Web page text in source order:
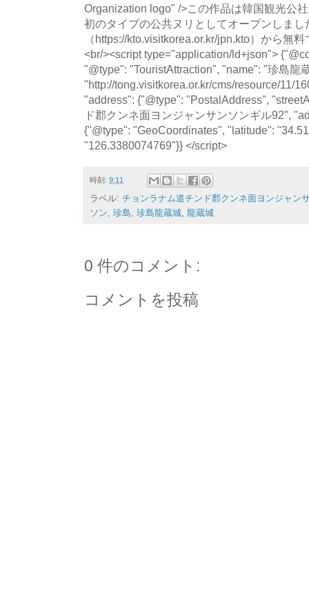
Organization logo" />この作品は韓国観光公
初のタイプの公共ヌリとしてオープンしまし
（https://kto.visitkorea.or.kr/jpn.kto）から無
<br/><script type="application/ld+json">
"@type": "TouristAttraction", "name": "珍島龍
"http://tong.visitkorea.or.kr/cms/resource/11/
"address": {"@type": "PostalAddress",
ド郡クンネ面ヨンジャンサンソンギル92",
{"@type": "GeoCoordinates", "latitude":
"126.3380074769"}} </script>
時刻: 9:11
ラベル: チョンラナム道チンド郡クンネ面ヨンジャン
ソン, 珍島, 珍島龍蔵城, 龍蔵城
0 件のコメント:
コメントを投稿